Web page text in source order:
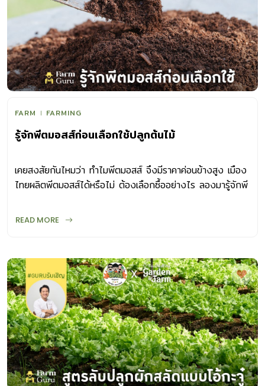
FARM FARMING
รู้จักพีตมอสส์ก่อนเลือกใช้ปลูกต้นไม้
เคยสงสัยกันไหมว่า ทำไมพีตมอสส์ จึงมีราคาค่อนข้างสูง เมือง
ไทยผลิตพีตมอสส์ได้หรือไม่ ต้องเลือกซื้ออย่างไร ลองมารู้จักพี
READ MORE